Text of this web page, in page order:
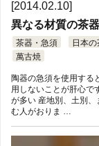
[2014.02.10]
異なる材質の茶
茶器・急須 日本
萬古焼
陶器の急須を使用する
用しないことが肝心で
が多い 産地別、土別
む人がおりま …